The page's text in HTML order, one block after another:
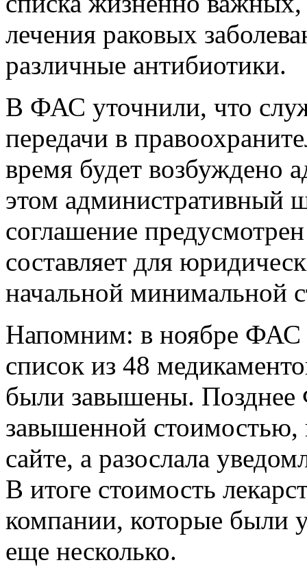
лечения раковых
различные антибиотики.
В ФАС уточнили, что
передачи в
время будет возбуждено
этом административный
соглашение
составляет для
начальной минимальной
Напомним: в ноябре ФАС
список из 48
были завышены.
завышенной стоимостью,
сайте, а разослала
В итоге стоимость
компании, которые были
еще несколько.